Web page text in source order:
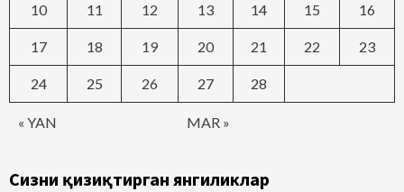
« YAN MAR »
10 11 12 13 14 15 16
17 18 19 20 21 22 23
24 25 26 27 28
Сизни қизиқтирган янгиликлар